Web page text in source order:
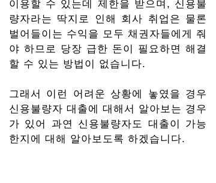
이용할 수 있는데 제한을 받으며, 신용불
량자라는 딱지로 인해 회사 취업은 물론
벌어들이는 수익을 모두 채권자들에게 줘
야 하므로 당장 급한 돈이 필요하면 해결
할 수 있는 방법이 없습니다.
그래서 이런 어려운 상황에 놓였을 경우
신용불량자 대출에 대해서 알아보는 경우
가 있어 과연 신용불량자도 대출이 가능
한지에 대해 알아보도록 하겠습니다.